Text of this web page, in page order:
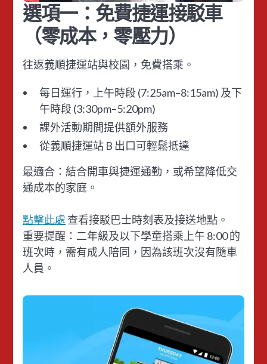
選項一：免費捷運接駁車
（零成本，零壓力）
往返義順捷運站與校園，免費搭乘。
每日運行，上午時段 (7:25am–8:15am) 及下
午時段 (3:30pm–5:20pm)
課外活動期間提供額外服務
從義順捷運站 B 出口可輕鬆抵達
最適合：結合開車與捷運通勤，或希望降低交
通成本的家庭。
點擊此處 查看接駁巴士時刻表及接送地點。
重要提醒：二年級及以下學童搭乘上午 8:00 的
班次時，需有成人陪同，因為該班次沒有隨車
人員。